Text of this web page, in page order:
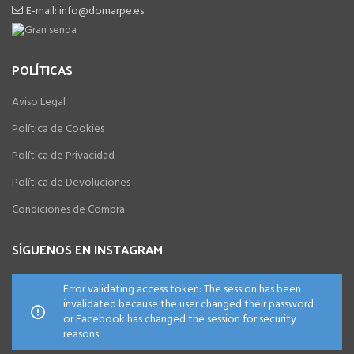
E-mail: info@domarpe.es
POLÍTICAS
Aviso Legal
Política de Cookies
Política de Privacidad
Política de Devoluciones
Condiciones de Compra
SÍGUENOS EN INSTAGRAM
Error validating access token: The session has been
invalidated because the user changed their password
or Facebook has changed the session for security
reasons.